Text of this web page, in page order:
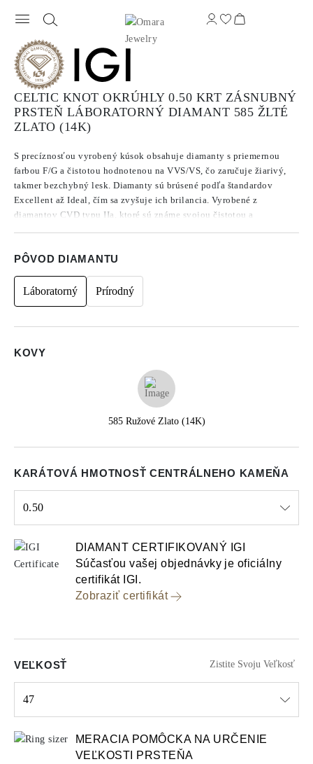
CELTIC KNOT OKRÚHLY 0.50 KRT ZÁSNUBNÝ
PRSTEŇ LÁBORATORNÝ DIAMANT 585 ŽLTÉ
ZLATO (14K)
S precíznosťou vyrobený kúsok obsahuje diamanty s priemernou
farbou F/G a čistotou hodnotenou na VVS/VS, čo zaručuje žiarivý,
takmer bezchybný lesk. Diamanty sú brúsené podľa štandardov
Excellent až Ideal, čím sa zvyšuje ich brilancia. Vyrobené z
diamantov CVD typu IIa, ktoré sú známe svojou čistotou a
PÔVOD DIAMANTU
Láboratorný Prírodný
KOVY
585 Ružové Zlato (14K)
KARÁTOVÁ HMOTNOSŤ CENTRÁLNEHO KAMEŇA
0.50
DIAMANT CERTIFIKOVANÝ IGI
Súčasťou vašej objednávky je oficiálny
certifikát IGI.
Zobraziť certifikát
VEĽKOSŤ Zistite Svoju Veľkosť
47
MERACIA POMÔCKA NA URČENIE
VEĽKOSTI PRSTEŇA